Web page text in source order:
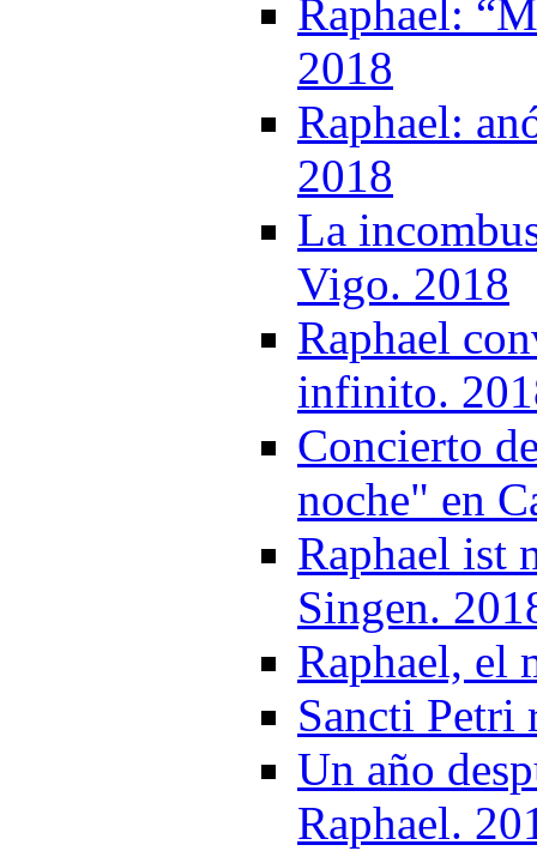
Raphael:
2018
Raphael:
2018
La
Vigo. 2018
Raphael
infinito.
Concierto
noche" en
Raphael ist
Singen.
Raphael, el
Sancti Petri
Un año
Raphael.